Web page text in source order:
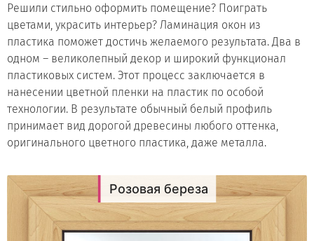
Решили стильно оформить помещение? Поиграть
цветами, украсить интерьер? Ламинация окон из
пластика поможет достичь желаемого результата. Два в
одном – великолепный декор и широкий функционал
пластиковых систем. Этот процесс заключается в
нанесении цветной пленки на пластик по особой
технологии. В результате обычный белый профиль
принимает вид дорогой древесины любого оттенка,
оригинального цветного пластика, даже металла.
Розовая береза